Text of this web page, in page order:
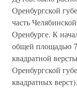
Оренбургской
часть
Оренбурге. К
общей площадью
квадратной
Оренбургской
квадратных